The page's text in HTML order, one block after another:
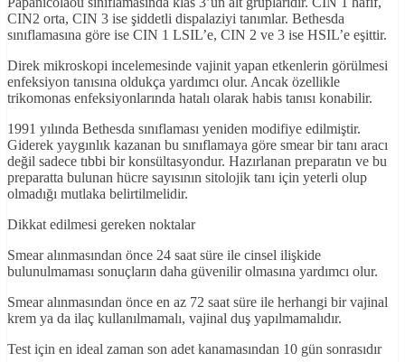
CIN2 orta, CIN 3 ise şiddetli dispalaziyi tanımlar. Bethesda
sınıflamasına göre ise CIN 1 LSIL’e, CIN 2 ve 3 ise HSIL’e eşittir.
Direk mikroskopi incelemesinde vajinit yapan etkenlerin görülmesi
enfeksiyon tanısına oldukça yardımcı olur. Ancak özellikle
trikomonas enfeksiyonlarında hatalı olarak habis tanısı konabilir.
1991 yılında Bethesda sınıflaması yeniden modifiye edilmiştir.
Giderek yaygınlık kazanan bu sınıflamaya göre smear bir tanı aracı
değil sadece tıbbi bir konsültasyondur. Hazırlanan preparatın ve bu
preparatta bulunan hücre sayısının sitolojik tanı için yeterli olup
olmadığı mutlaka belirtilmelidir.
Dikkat edilmesi gereken noktalar
Smear alınmasından önce 24 saat süre ile cinsel ilişkide
bulunulmaması sonuçların daha güvenilir olmasına yardımcı olur.
Smear alınmasından önce en az 72 saat süre ile herhangi bir vajinal
krem ya da ilaç kullanılmamalı, vajinal duş yapılmamalıdır.
Test için en ideal zaman son adet kanamasından 10 gün sonrasıdır